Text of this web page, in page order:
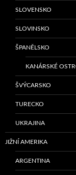
SLOVENSKO
SLOVINSKO
ŠPANĚLSKO
KANÁRSKÉ
ŠVÝCARSKO
TURECKO
UKRAJINA
JIŽNÍ AMERIKA
ARGENTINA